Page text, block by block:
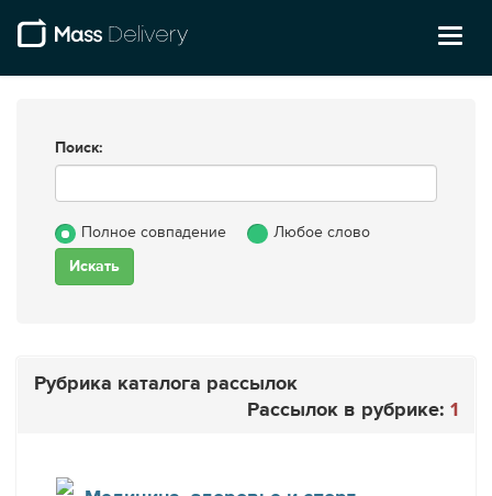
Поиск:
Полное совпадение Любое слово
Рубрика каталога рассылок
Рассылок в рубрике: 1